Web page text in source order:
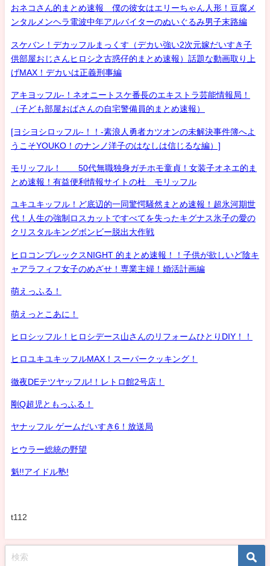
おネコさん的まとめ速報 僕の彼女はエリーちゃん人形！豆腐メ
ンタルメンヘラ電波中年アルバイターのぬいぐるみ男子末路編
スケバン！デカッフルまっくす（デカい強い2次元嫁だいすき子
供部屋おじさんヒロシ之古惑仔的まとめ速報）話題な動画取り上
げMAX！デカいは正義刑事編
アキヨッフル-！ネオニートスケ番長のエキストラ芸能情報局！
（子ども部屋おばさんの自宅警備員的まとめ速報）
[ヨシヨシロッフル-！！-素浪人勇者カツオンの未解決事件簿へよ
うこそYOUKO！のナンノ洋子のはなしは信じるな編）]
モリッフル！ 50代無職独身ガチホモ童貞！女装子オネエ的ま
とめ速報！有益便利情報サイトの杜 モリッフル
ユキユキッフル！ど底辺的一同驚愕騒然まとめ速報！超氷河期世
代！人生の強制ロスカットですべてを失ったキグナス氷子の愛の
クリスタルキングボンビー脱出大作戦
ヒロコンプレックスNIGHT 的まとめ速報！！子供が欲しいど陰キ
ャアラフィフ女子のめざせ！専業主婦！婚活計画編
萌えっふる！
萌えっとこあに！
ヒロシッフル！ヒロシデース山さんのリフォームひとりDIY！！
ヒロユキユキッフルMAX！スーパークッキング！
徹夜DEテツヤッフル!！レトロ館2号店！
剛Q超児ともっふる！
ヤナッフル ゲームだいすき6！放送局
ヒウラー総統の野望
魁!!アイドル塾!
t112